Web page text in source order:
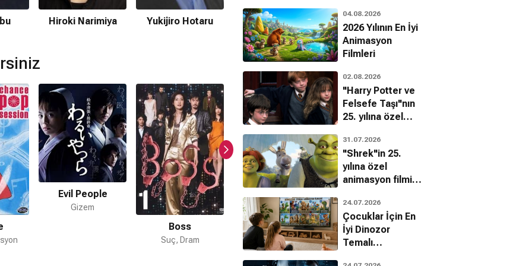
filmi var mı?
devam dizisi bulunmamaktadır.
Hiroki Narimiya Yukijiro Hotaru Maho Nonami Goro Inagaki
Evil People
Gizem
Boss
Suç, Dram
Our Textbook
Dram
4 Shimai Tantei
Dan
04.08.2026
2026 Yılının En İyi
Animasyon
Filmleri
02.08.2026
"Harry Potter ve
Felsefe Taşı"nın
25. yılına özel
bilinmeyenleri!
31.07.2026
"Shrek"in 25.
yılına özel
animasyon filmin
24.07.2026
Çocuklar İçin En
İyi Dinozor
Temalı